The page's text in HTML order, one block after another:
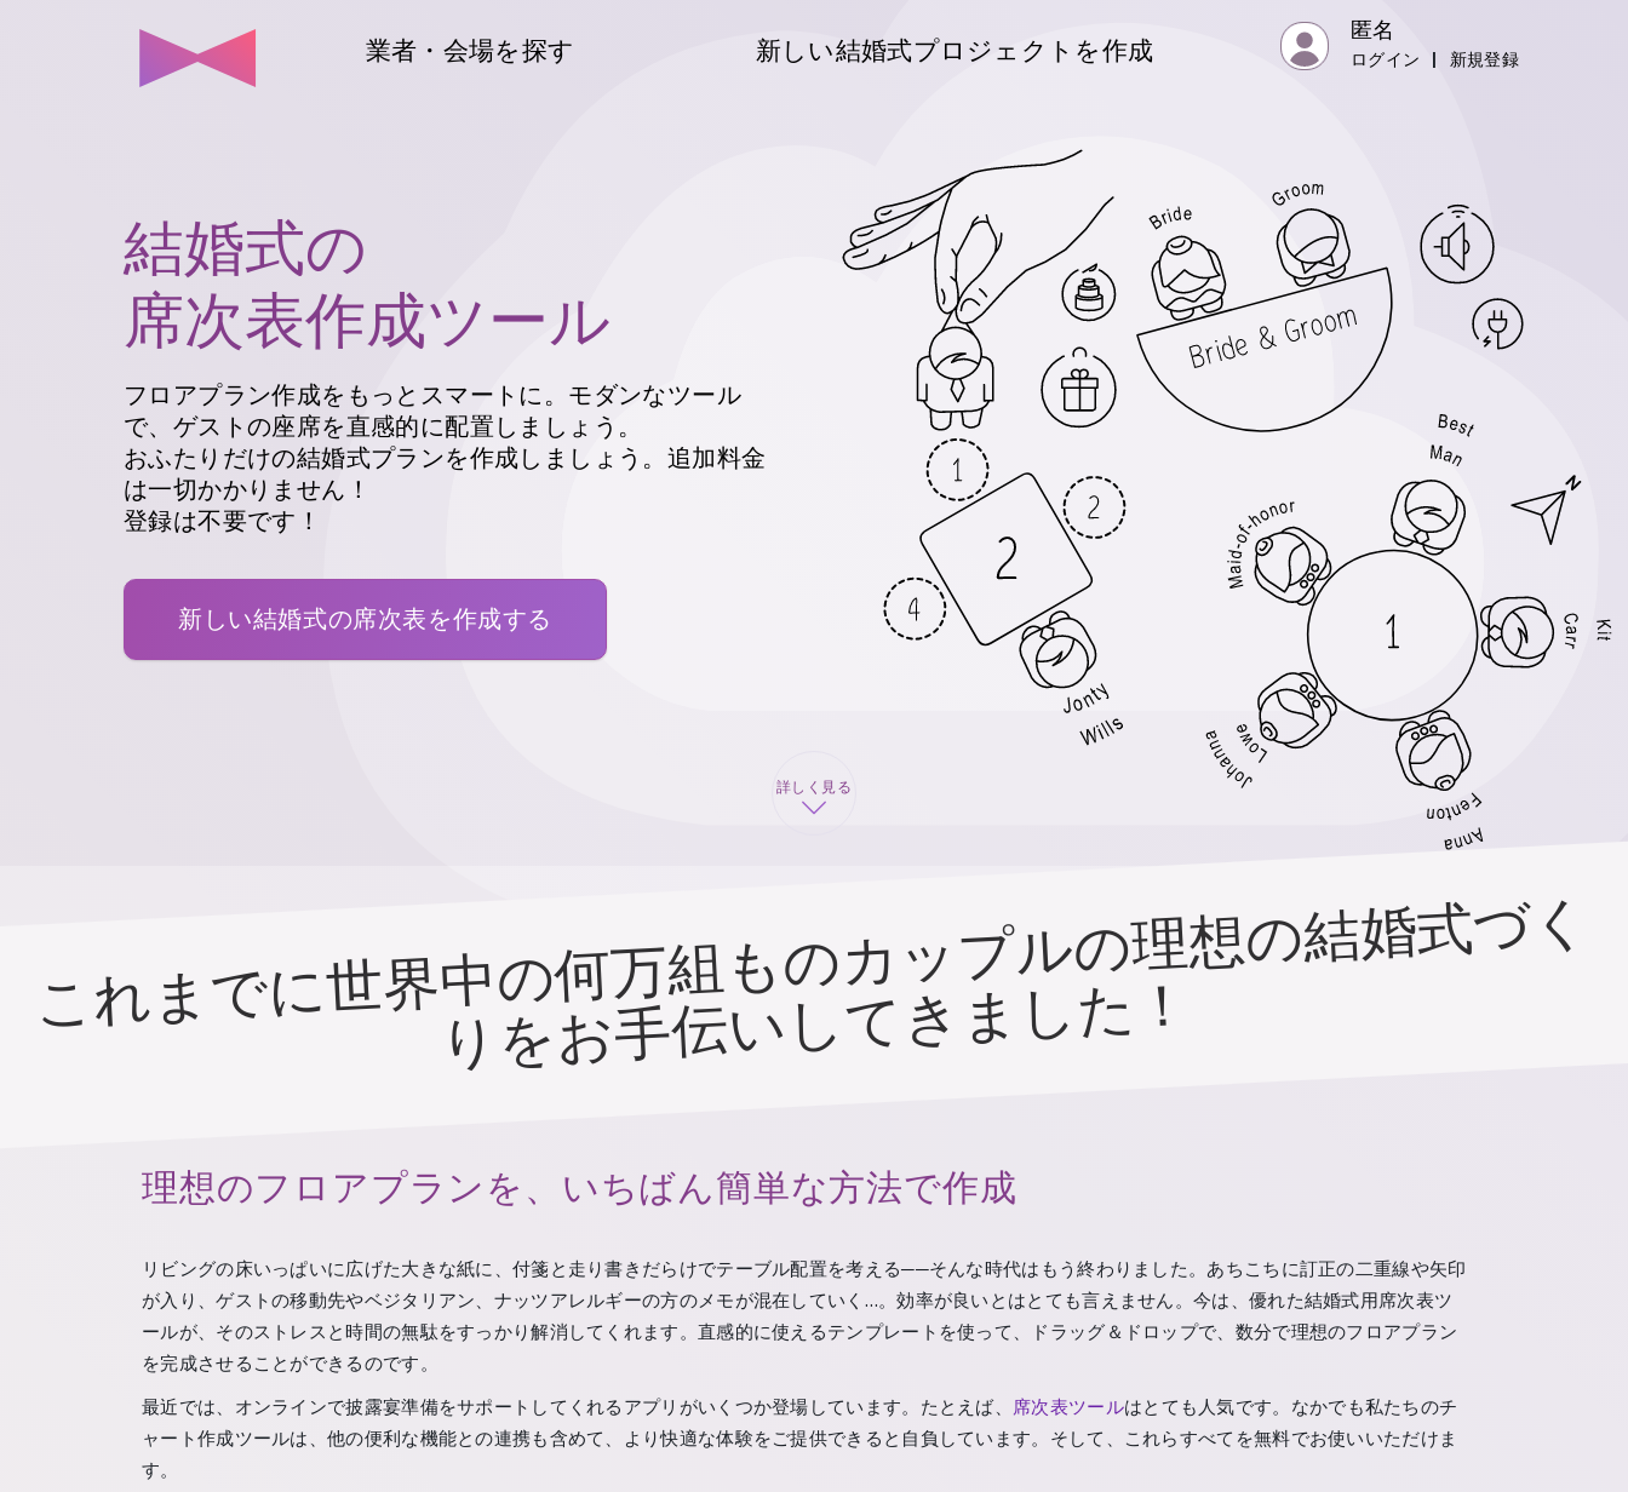
業者・会場を探す 新しい結婚式プロジェクトを作成
匿名
ログイン 新規登録
結婚式の
席次表作成ツール
フロアプラン作成をもっとスマートに。モダンなツール
で、ゲストの座席を直感的に配置しましょう。
おふたりだけの結婚式プランを作成しましょう。追加料金
は一切かかりません！
登録は不要です！
新しい結婚式の席次表を作成する
詳しく見る
こ
れ
ま
で
に
世
界
中
の
何
万
組
も
の
カ
ッ
プ
ル
の
理
想
の
結
婚
式
づ
く
り
を
お
手
伝
い
し
て
き
ま
し
た
！
理想のフロアプランを、いちばん簡単な方法で作成
リビングの床いっぱいに広げた大きな紙に、付箋と走り書きだらけでテーブル配置を考える──そんな時代はもう終わりました。あちこちに訂正の二重線や矢印
が入り、ゲストの移動先やベジタリアン、ナッツアレルギーの方のメモが混在していく…。効率が良いとはとても言えません。今は、優れた結婚式用席次表ツ
ールが、そのストレスと時間の無駄をすっかり解消してくれます。直感的に使えるテンプレートを使って、ドラッグ＆ドロップで、数分で理想のフロアプラン
を完成させることができるのです。
最近では、オンラインで披露宴準備をサポートしてくれるアプリがいくつか登場しています。たとえば、 席次表ツールはとても人気です。なかでも私たちのチ
ャート作成ツールは、他の便利な機能との連携も含めて、より快適な体験をご提供できると自負しています。そして、これらすべてを無料でお使いいただけま
す。